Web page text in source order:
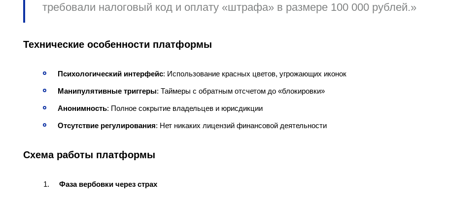
требовали налоговый код и оплату «штрафа» в размере 100 000 рублей.»
Технические особенности платформы
Психологический интерфейс: Использование красных цветов, угрожающих иконок
Манипулятивные триггеры: Таймеры с обратным отсчетом до «блокировки»
Анонимность: Полное сокрытие владельцев и юрисдикции
Отсутствие регулирования: Нет никаких лицензий финансовой деятельности
Схема работы платформы
Фаза вербовки через страх